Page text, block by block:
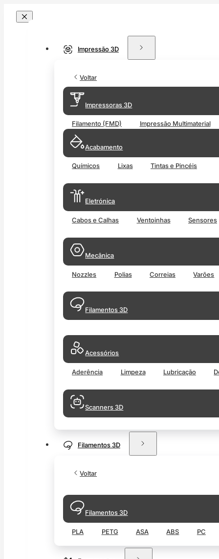
Impressão 3D
Voltar
Impressoras 3D
Filamento (FMD) Impressão Multimaterial
Acabamento
Químicos Lixas Tintas e Pincéis
Eletrónica
Cabos e Calhas Ventoinhas Sensores
Mecânica
Nozzles Polias Correias Varões
Filamentos 3D
Acessórios
Aderência Limpeza Lubricação
Scanners 3D
Filamentos 3D
Voltar
Filamentos 3D
PLA PETG ASA ABS PC